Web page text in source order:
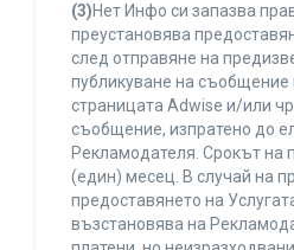
(3)Нет Инфо си запазва
преустановява
след отправяне на
публикуване на съобщение
страницата Adwise и/или
съобщение, изпратено до
Рекламодателя. Срокът на
(един) месец. В случай на
предоставянето на
възстановява на